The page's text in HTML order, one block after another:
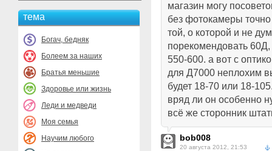
тема
Богач, бедняк
Болеем за наших
Братья меньшие
Здоровье или жизнь
Леди и медведи
Моя семья
Научим любого
магазин могу
без фотокамеры
той, о которой и не
порекомендовать
550-600. а вот с
для Д7000 неплохим
будет 18-70 или 18-
вряд ли он особенно
всё же сторонник
bob008
20 августа 2012, 21:53